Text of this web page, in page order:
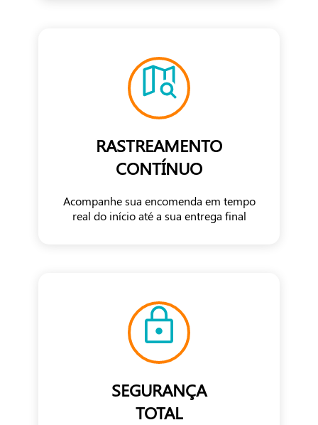
RASTREAMENTO
CONTÍNUO
Acompanhe sua encomenda em tempo
real do início até a sua entrega final
SEGURANÇA
TOTAL